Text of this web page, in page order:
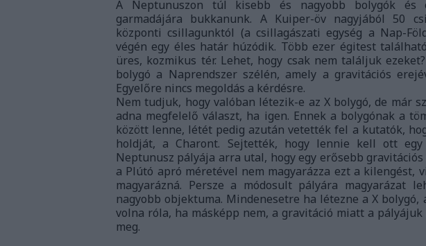
A Neptunuszon túl kisebb és nagyobb bolygók és
garmadájára bukkanunk. A Kuiper-öv nagyjából 50
központi csillagunktól (a csillagászati egység a Nap-
végén egy éles határ húzódik. Több ezer égitest
üres, kozmikus tér. Lehet, hogy csak nem találjuk
bolygó a Naprendszer szélén, amely a gravitációs
Egyelőre nincs megoldás a kérdésre.
Nem tudjuk, hogy valóban létezik-e az X bolygó, de már
adna megfelelő választ, ha igen. Ennek a bolygónak a
között lenne, létét pedig azután vetették fel a kutatók,
holdját, a Charont. Sejtették, hogy lennie kell ott
Neptunusz pályája arra utal, hogy egy erősebb
a Plútó apró méretével nem magyarázza ezt a kilengést,
magyarázná. Persze a módosult pályára magyarázat
nagyobb objektuma. Mindenesetre ha létezne a X
volna róla, ha másképp nem, a gravitáció miatt a
meg.